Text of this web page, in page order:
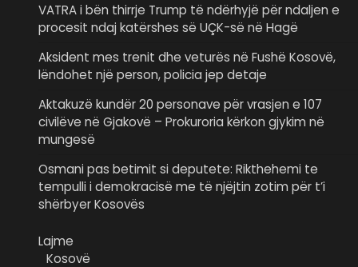
VATRA i bën thirrje Trump të ndërhyjë për ndaljen e
procesit ndaj katërshes së UÇK-së në Hagë
Aksident mes trenit dhe veturës në Fushë Kosovë,
lëndohet një person, policia jep detaje
Aktakuzë kundër 20 personave për vrasjen e 107
civilëve në Gjakovë – Prokuroria kërkon gjykim në
mungesë
Osmani pas betimit si deputete: Rikthehemi te
tempulli i demokracisë me të njëjtin zotim për t’i
shërbyer Kosovës
Lajme
Kosovë